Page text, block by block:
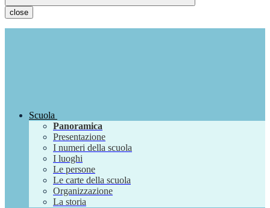
close
Scuola
Panoramica
Presentazione
I numeri della scuola
I luoghi
Le persone
Le carte della scuola
Organizzazione
La storia